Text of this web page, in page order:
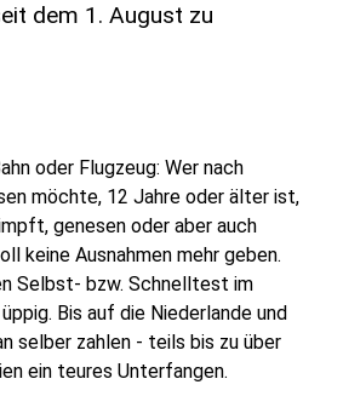
dem 1. August zu
oder Flugzeug: Wer nach
möchte, 12 Jahre oder älter ist,
genesen oder aber auch
keine Ausnahmen mehr geben.
Selbst- bzw. Schnelltest im
Bis auf die Niederlande und
selber zahlen - teils bis zu über
ein teures Unterfangen.